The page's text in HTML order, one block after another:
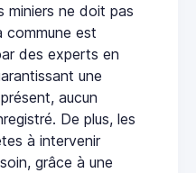
miniers ne doit pas
commune est
des experts en
une
aucun
De plus, les
à intervenir
grâce à une